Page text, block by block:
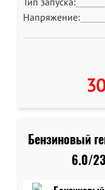
Напряжение:
Бензиновый
6.0/